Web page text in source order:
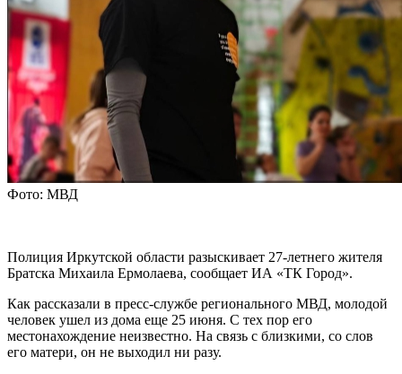
Фото: МВД
Полиция Иркутской области разыскивает 27-летнего жителя
Братска Михаила Ермолаева, сообщает ИА «ТК Город».
Как рассказали в пресс-службе регионального МВД, молодой
человек ушел из дома еще 25 июня. С тех пор его
местонахождение неизвестно. На связь с близкими, со слов
его матери, он не выходил ни разу.